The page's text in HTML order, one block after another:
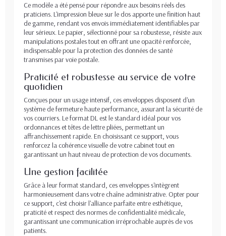
Ce modèle a été pensé pour répondre aux besoins réels des
praticiens. L'impression bleue sur le dos apporte une finition haut
de gamme, rendant vos envois immédiatement identifiables par
leur sérieux. Le papier, sélectionné pour sa robustesse, résiste aux
manipulations postales tout en offrant une opacité renforcée,
indispensable pour la protection des données de santé
transmises par voie postale.
Praticité et robustesse au service de votre
quotidien
Conçues pour un usage intensif, ces enveloppes disposent d'un
système de fermeture haute performance, assurant la sécurité de
vos courriers. Le format DL est le standard idéal pour vos
ordonnances et têtes de lettre pliées, permettant un
affranchissement rapide. En choisissant ce support, vous
renforcez la cohérence visuelle de votre cabinet tout en
garantissant un haut niveau de protection de vos documents.
Une gestion facilitée
Grâce à leur format standard, ces enveloppes s'intègrent
harmonieusement dans votre chaîne administrative. Opter pour
ce support, c'est choisir l'alliance parfaite entre esthétique,
praticité et respect des normes de confidentialité médicale,
garantissant une communication irréprochable auprès de vos
patients.